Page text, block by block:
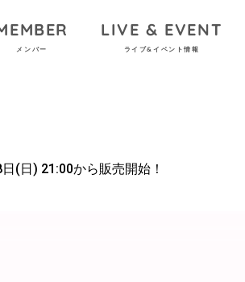
メンバー
LIVE & EVENT
ライブ&イベント情報
(日) 21:00から販売開始！